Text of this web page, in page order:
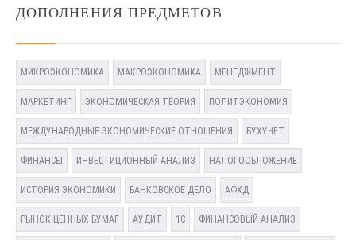
ДОПОЛНЕНИЯ ПРЕДМЕТОВ
МИКРОЭКОНОМИКА МАКРОЭКОНОМИКА МЕНЕДЖМЕНТ
МАРКЕТИНГ ЭКОНОМИЧЕСКАЯ ТЕОРИЯ ПОЛИТЭКОНОМИЯ
МЕЖДУНАРОДНЫЕ ЭКОНОМИЧЕСКИЕ ОТНОШЕНИЯ БУХУЧЕТ
ФИНАНСЫ ИНВЕСТИЦИОННЫЙ АНАЛИЗ НАЛОГООБЛОЖЕНИЕ
ИСТОРИЯ ЭКОНОМИКИ БАНКОВСКОЕ ДЕЛО АФХД
РЫНОК ЦЕННЫХ БУМАГ АУДИТ 1С ФИНАНСОВЫЙ АНАЛИЗ